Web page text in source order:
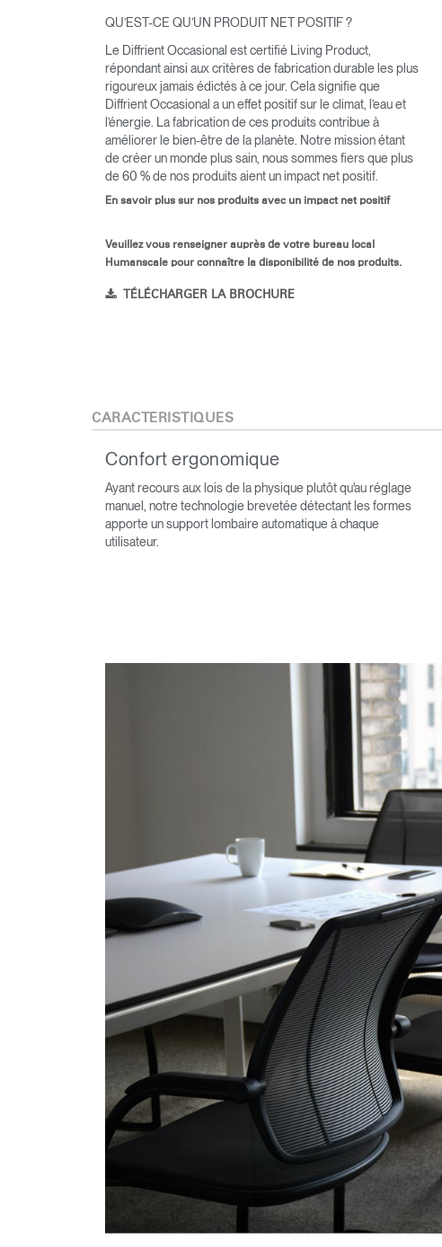
Valider
VALIDER
SIGN IN WITH
Mot de passe
France
QU’EST-CE QU’UN PRODUIT NET POSITIF ?
Le Diffrient Occasional est certifié Living Product,
répondant ainsi aux critères de fabrication durable les plus
rigoureux jamais édictés à ce jour. Cela signifie que
Diffrient Occasional a un effet positif sur le climat, l’eau et
l’énergie. La fabrication de ces produits contribue à
améliorer le bien-être de la planète. Notre mission étant
de créer un monde plus sain, nous sommes fiers que plus
de 60 % de nos produits aient un impact net positif.
En savoir plus sur nos produits avec un impact net positif
Veuillez vous renseigner auprès de votre bureau local
Humanscale pour connaître la disponibilité de nos produits.
TÉLÉCHARGER LA BROCHURE
CARACTÉRISTIQUES
Confort ergonomique
Ayant recours aux lois de la physique plutôt qu'au réglage
manuel, notre technologie brevetée détectant les formes
apporte un support lombaire automatique à chaque
utilisateur.